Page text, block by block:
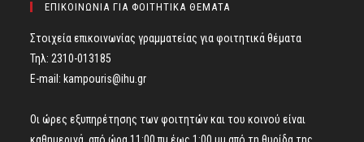
ΕΠΙΚΟΙΝΩΝΙΑ ΓΙΑ ΦΟΙΤΗΤΙΚΑ ΘΕΜΑΤΑ
Στοιχεία επικοινωνίας γραμματείας για φοιτητικά θέματα
Τηλ: 2310-013185
E-mail: kampouris@ihu.gr
Οι ώρες εξυπηρέτησης των φοιτητών και του κοινού είναι